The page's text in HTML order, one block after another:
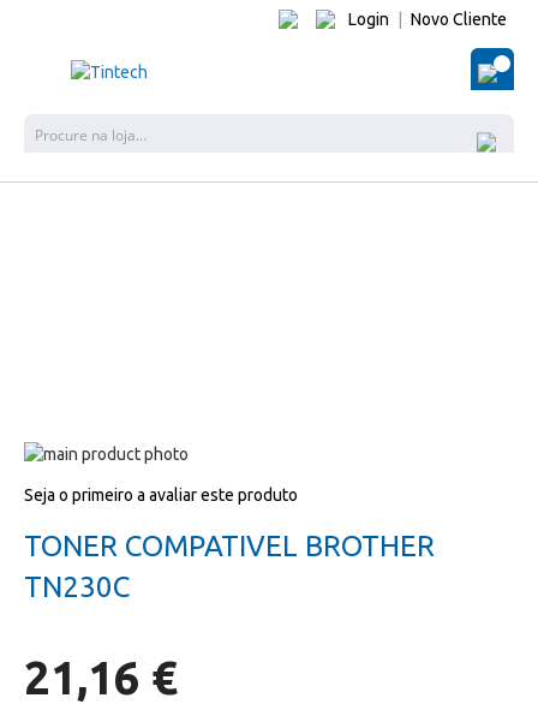
Login Novo Cliente
O
Salte
o
galeria
de
para
início
da
galeria
Seja o primeiro a avaliar este produto
TONER COMPATIVEL BROTHER
TN230C
21,16 €